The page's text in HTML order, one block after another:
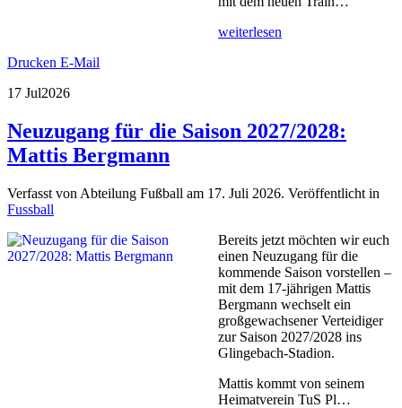
weiterlesen
Drucken E-Mail
17 Jul2026
Neuzugang für die Saison 2027/2028:
Mattis Bergmann
Verfasst von Abteilung Fußball am 17. Juli 2026. Veröffentlicht in
Fussball
Bereits jetzt möchten wir euch
einen Neuzugang für die
kommende Saison vorstellen –
mit dem 17-jährigen Mattis
Bergmann wechselt ein
großgewachsener Verteidiger
zur Saison 2027/2028 ins
Glingebach-Stadion.
Mattis kommt von seinem
Heimatverein TuS Pl…